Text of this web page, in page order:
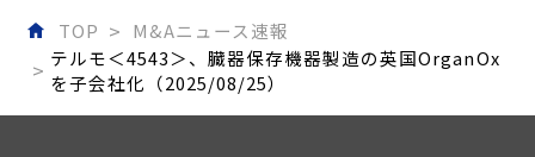
TOP
M&Aニュース速報
テルモ＜4543＞、臓器保存機器製造の英国OrganOx
を子会社化（2025/08/25）